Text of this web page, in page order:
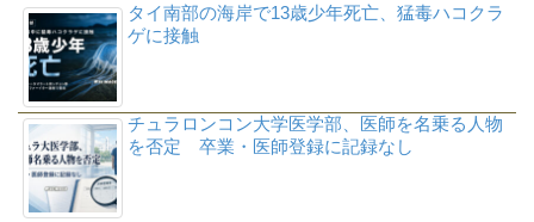
タイ南部の海岸で13歳少年死亡、猛毒ハコクラ
ゲに接触
チュラロンコン大学医学部、医師を名乗る人物
を否定 卒業・医師登録に記録なし